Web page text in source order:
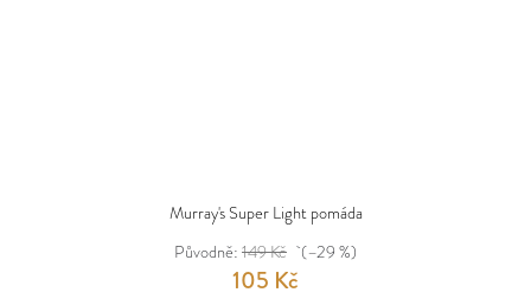
Murray's Super Light pomáda
Původně: 149 Kč (–29 %)
105 Kč